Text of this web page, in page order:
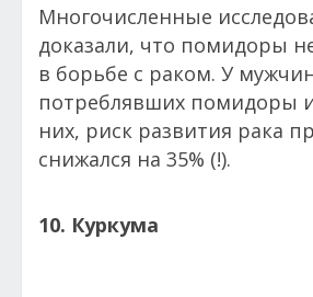
Многочисленные
доказали, что помидоры
в борьбе с раком. У
потреблявших помидоры
них, риск развития рака
снижался на 35% (!).
10. Куркума